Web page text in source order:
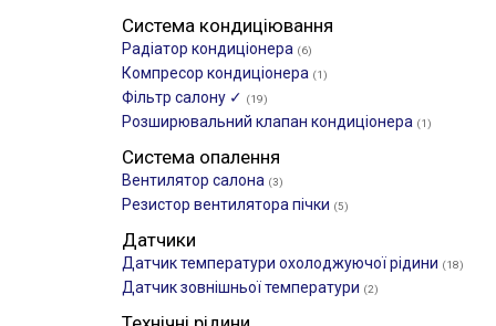
Система кондиціювання
Радіатор кондиціонера (6)
Компресор кондиціонера (1)
Фільтр салону ✓ (19)
Розширювальний клапан кондиціонера (1)
Система опалення
Вентилятор салона (3)
Резистор вентилятора пічки (5)
Датчики
Датчик температури охолоджуючої рідини (18)
Датчик зовнішньої температури (2)